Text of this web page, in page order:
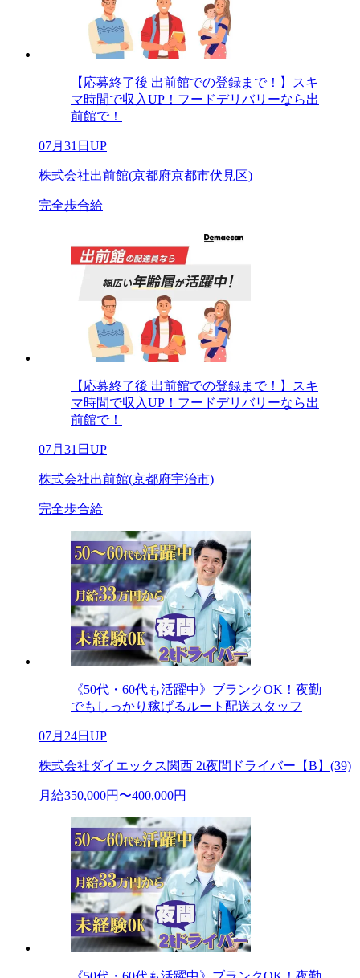
【応募終了後 出前館での登録まで！】スキ
マ時間で収入UP！フードデリバリーなら出
前館で！
07月31日UP
株式会社出前館(京都府京都市伏見区)
完全歩合給
【応募終了後 出前館での登録まで！】スキ
マ時間で収入UP！フードデリバリーなら出
前館で！
07月31日UP
株式会社出前館(京都府宇治市)
完全歩合給
《50代・60代も活躍中》ブランクOK！夜勤
でもしっかり稼げるルート配送スタッフ
07月24日UP
株式会社ダイエックス関西 2t夜間ドライバー【B】(39)
月給350,000円〜400,000円